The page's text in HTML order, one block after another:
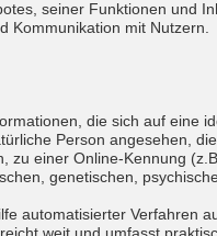
seiner Funktionen und
Kommunikation mit Nutzern.
die sich auf eine
Person angesehen,
zu einer Online-Kennung
genetischen,
automatisierter Verfahren